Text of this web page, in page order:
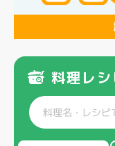
料理レ